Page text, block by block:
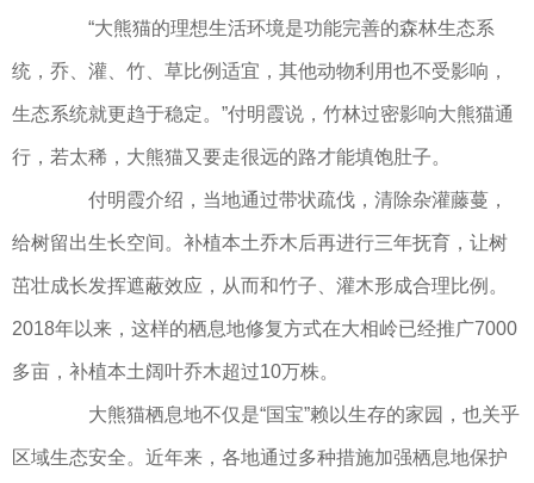
“大熊猫的理想生活环境是功能完善的森林生态系
统，乔、灌、竹、草比例适宜，其他动物利用也不受影响，
生态系统就更趋于稳定。”付明霞说，竹林过密影响大熊猫通
行，若太稀，大熊猫又要走很远的路才能填饱肚子。
付明霞介绍，当地通过带状疏伐，清除杂灌藤蔓，
给树留出生长空间。补植本土乔木后再进行三年抚育，让树
茁壮成长发挥遮蔽效应，从而和竹子、灌木形成合理比例。
2018年以来，这样的栖息地修复方式在大相岭已经推广7000
多亩，补植本土阔叶乔木超过10万株。
大熊猫栖息地不仅是“国宝”赖以生存的家园，也关乎
区域生态安全。近年来，各地通过多种措施加强栖息地保护